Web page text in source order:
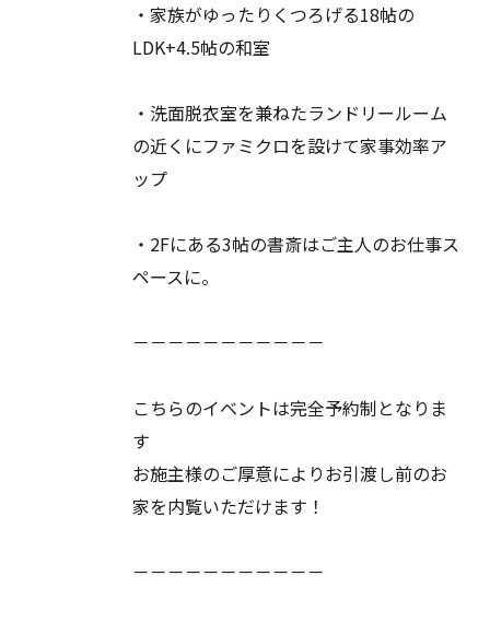
・家族がゆったりくつろげる18帖の
LDK+4.5帖の和室
・洗面脱衣室を兼ねたランドリールーム
の近くにファミクロを設けて家事効率ア
ップ
・2Fにある3帖の書斎はご主人のお仕事ス
ペースに。
－－－－－－－－－－－
こちらのイベントは完全予約制となりま
す
お施主様のご厚意によりお引渡し前のお
家を内覧いただけます！
－－－－－－－－－－－